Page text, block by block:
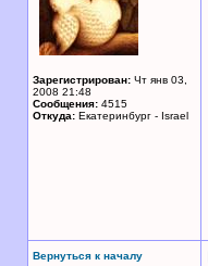
Зарегистрирован: Чт янв 03,
2008 21:48
Сообщения: 4515
Откуда: Екатеринбург - Israel
Вернуться к началу